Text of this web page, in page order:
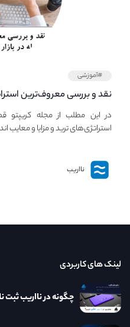
#آموزشی
نقد و بررسی معروف‌ترین
استراتژی های مهم ترید در بازار
در این مطلب از مجله کریپتو
استراتژی‌های ترید و مزایا و معایب
نااریب
لینک های کاربردی
چگونه در نااریب ثبت